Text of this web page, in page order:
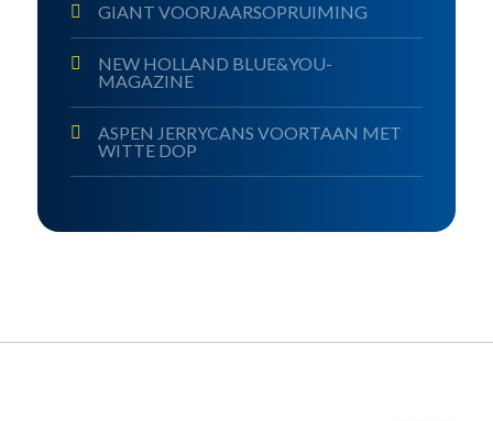
GIANT VOORJAARSOPRUIMING
NEW HOLLAND BLUE&YOU-
MAGAZINE
ASPEN JERRYCANS VOORTAAN MET
WITTE DOP